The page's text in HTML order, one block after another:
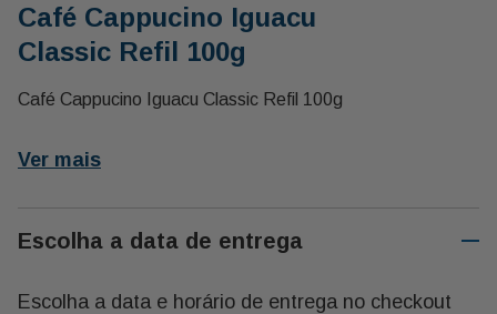
Café Cappucino Iguacu
Classic Refil 100g
Café Cappucino Iguacu Classic Refil 100g
Ver mais
Escolha a data de entrega
Escolha a data e horário de entrega no checkout